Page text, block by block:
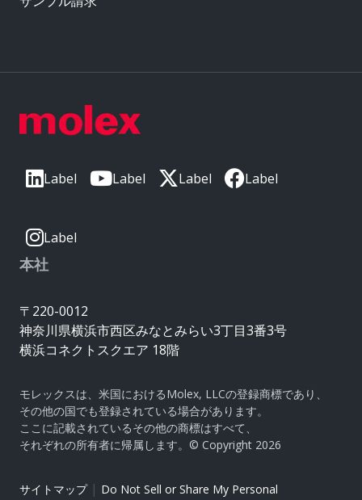
Label Label Label Label
Label
本社
〒220-0012
神奈川県横浜市西区みなとみらい3丁目3番3号
横浜コネクトスクエア 18階
モレックスは、米国におけるMolex, LLCの登録商標であり、
その他の国でも登録されている場合があります。
ここに記載されているその他の商標はすべて、
それぞれの所有者に帰属します。© Copyright 2026
サイトマップ| Do Not Sell or Share My Personal